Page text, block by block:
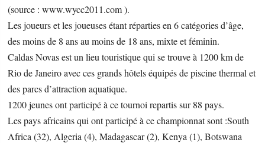
(source : www.wycc2011.com ).
Les joueurs et les joueuses étant réparties en 6 catégories d’âge,
des moins de 8 ans au moins de 18 ans, mixte et féminin.
Caldas Novas est un lieu touristique qui se trouve à 1200 km de
Rio de Janeiro avec ces grands hôtels équipés de piscine thermal et
des parcs d’attraction aquatique.
1200 jeunes ont participé à ce tournoi repartis sur 88 pays.
Les pays africains qui ont participé à ce championnat sont :South
Africa (32), Algeria (4), Madagascar (2), Kenya (1), Botswana